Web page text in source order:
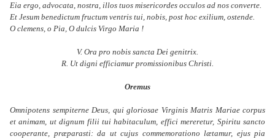
Eia ergo, advocata, nostra, illos tuos misericordes occulos ad nos converte.
Et Jesum benedictum fructum ventris tui, nobis, post hoc exilium, ostende.
O clemens, o Pia, O dulcis Virgo Maria !
V. Ora pro nobis sancta Dei genitrix.
R. Ut digni efficiamur promissionibus Christi.
Oremus
Omnipotens sempiterne Deus, qui gloriosae Virginis Matris Mariae corpus
et animam, ut dignum filii tui habitaculum, effici mereretur, Spiritu sancto
cooperante, præparasti: da ut cujus commemorationo lætamur, ejus pia